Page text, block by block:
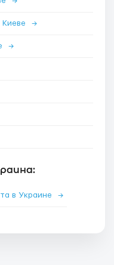
→
→
в Украине →